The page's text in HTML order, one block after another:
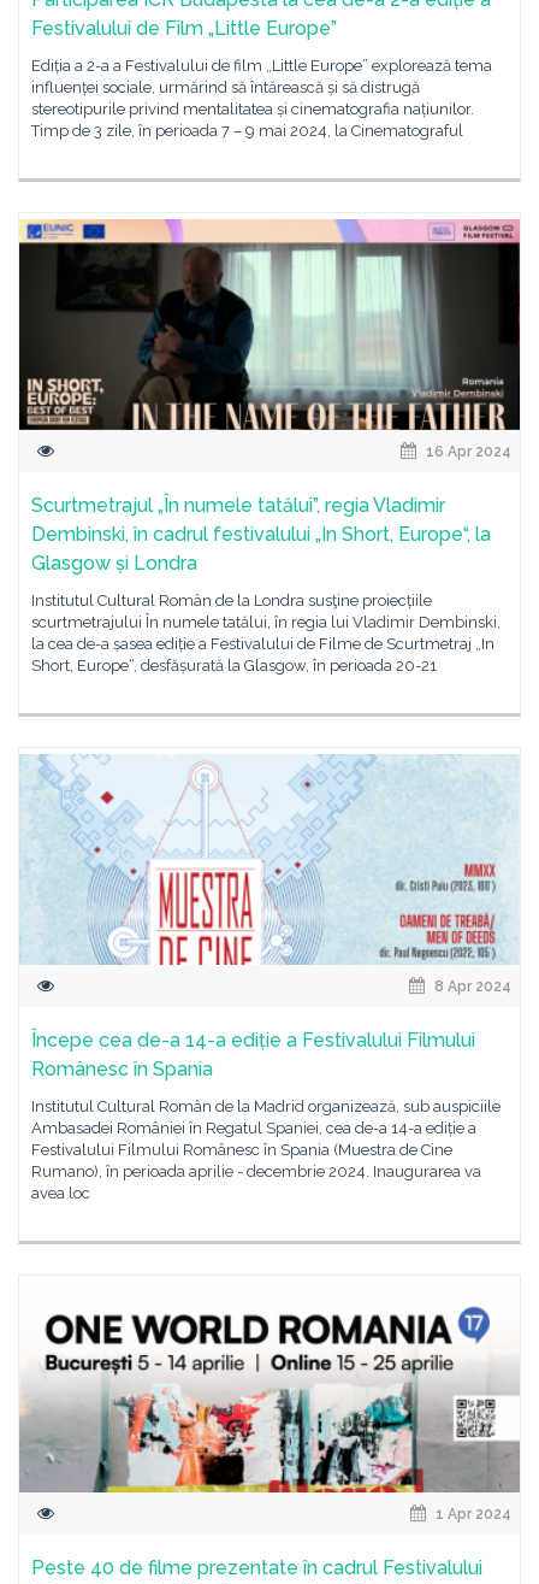
Festivalului de Film „Little Europe”
Ediția a 2-a a Festivalului de film „Little Europe” explorează tema
influenței sociale, urmărind să întărească și să distrugă
stereotipurile privind mentalitatea și cinematografia națiunilor.
Timp de 3 zile, în perioada 7 – 9 mai 2024, la Cinematograful
16 Apr 2024
Scurtmetrajul „În numele tatălui”, regia Vladimir
Dembinski, în cadrul festivalului „In Short, Europe“, la
Glasgow și Londra
Institutul Cultural Român de la Londra susţine proiecțiile
scurtmetrajului În numele tatălui, în regia lui Vladimir Dembinski,
la cea de-a șasea ediție a Festivalului de Filme de Scurtmetraj „In
Short, Europe“, desfășurată la Glasgow, în perioada 20-21
8 Apr 2024
Începe cea de-a 14-a ediție a Festivalului Filmului
Românesc în Spania
Institutul Cultural Român de la Madrid organizează, sub auspiciile
Ambasadei României în Regatul Spaniei, cea de-a 14-a ediție a
Festivalului Filmului Românesc în Spania (Muestra de Cine
Rumano), în perioada aprilie - decembrie 2024. Inaugurarea va
avea loc
1 Apr 2024
Peste 40 de filme prezentate în cadrul Festivalului